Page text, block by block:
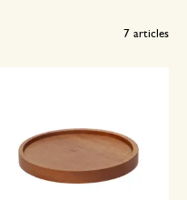
7 articles